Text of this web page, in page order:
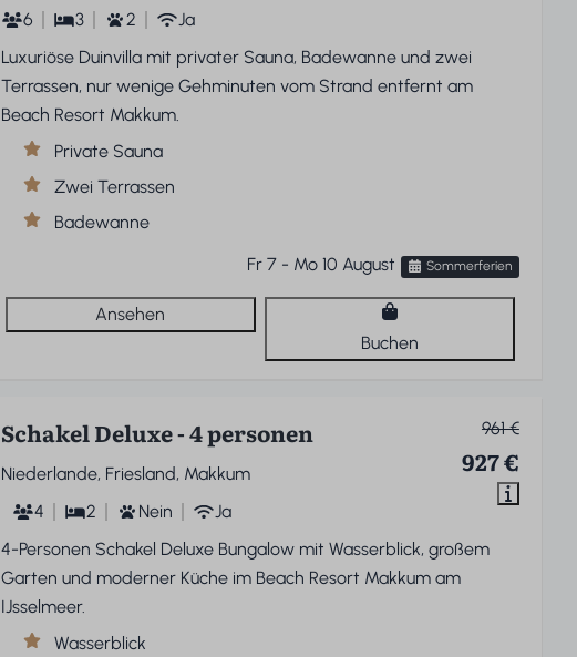
6
3 2
Ja
Luxuriöse Duinvilla mit privater Sauna, Badewanne und zwei
Terrassen, nur wenige Gehminuten vom Strand entfernt am
Beach Resort Makkum.
Private Sauna
Zwei Terrassen
Badewanne
Fr 7 - Mo 10 August
Sommerferien
Ansehen
Buchen
961 €
927 €
Schakel Deluxe - 4 personen
Niederlande, Friesland, Makkum
4
2 Nein
Ja
4-Personen Schakel Deluxe Bungalow mit Wasserblick, großem
Garten und moderner Küche im Beach Resort Makkum am
IJsselmeer.
Wasserblick